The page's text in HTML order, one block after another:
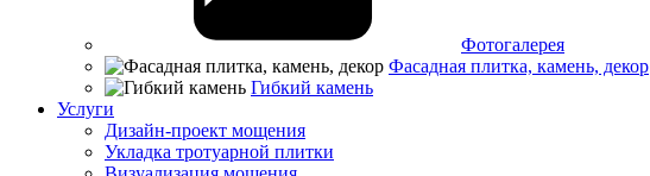
Фотогалерея
Фасадная плитка, камень, декор
Гибкий камень
Услуги
Дизайн-проект мощения
Укладка тротуарной плитки